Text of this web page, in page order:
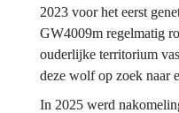
2023 voor het eerst
GW4009m regelmatig
ouderlijke territorium
deze wolf op zoek naar
In 2025 werd